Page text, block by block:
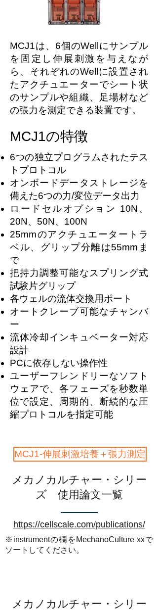
MCJ1は、6個のWellにサンプル
を固定し伸展刺激を与えなが
ら、それぞれのWellに設置され
たアクチュエーターでシート状
のサンプルや組織、足場材など
の張力を測定できる装置です。
MCJ1の特徴
6つの独立プログラムされたテス
トプロトコル
オンボードデータストレージを
備えた6つの力/変位データ出力
ロードセルオプション 10N、
20N、50N、100N
25mmのアクチュエータートラ
ベル、グリップ分離は55mmま
で
把持力調整可能なスプリング式
試験片グリップ
各ウェルの流体交換用ポート
オートクレーブ可能なチャンバ
ー
流体冷却インキュベーター対応
設計
PCに依存しない操作性
ユーザーフレンドリーなソフト
ウェアで、各フェーズを秒数単
位で設定、周期的、断続的な圧
縮プロトコルを指定可能
MCJ1-伸展刺激培養＋張力測定
メカノカルチャー・シリー
ズ 使用論文一覧
https://cellscale.com/publications/
※instrumentの欄をMechanoCulture xxで
ソートしてください。
メカノカルチャー・シリー